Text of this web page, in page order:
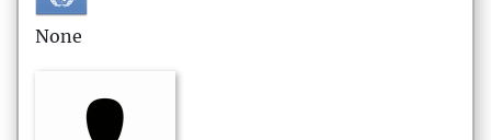
None